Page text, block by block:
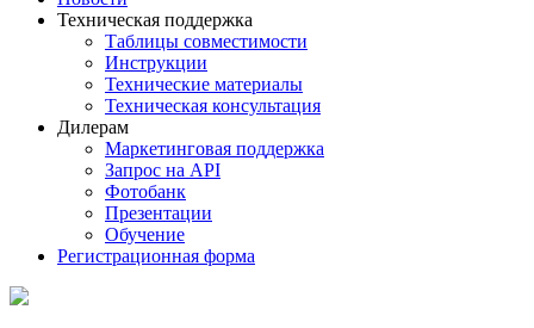
Техническая поддержка
Таблицы совместимости
Инструкции
Технические материалы
Техническая консультация
Дилерам
Маркетинговая поддержка
Запрос на API
Фотобанк
Презентации
Обучение
Регистрационная форма